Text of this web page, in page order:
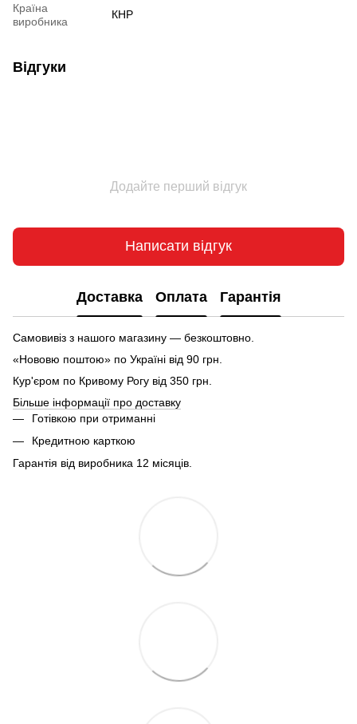
Країна
виробника
КНР
Відгуки
Додайте перший відгук
Написати відгук
Доставка Оплата Гарантія
Самовивіз з нашого магазину — безкоштовно.
«Нововю поштою» по Україні від 90 грн.
Кур'єром по Кривому Рогу від 350 грн.
Більше інформації про доставку
Готівкою при отриманні
Кредитною карткою
Гарантія від виробника 12 місяців.